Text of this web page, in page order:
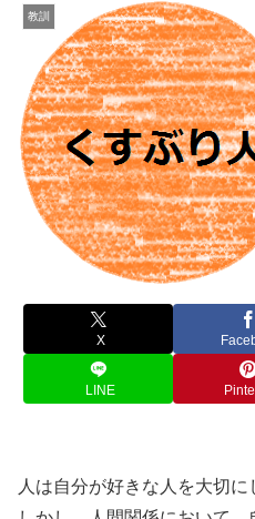
教訓
X
LINE
人は自分が好きな人を大切に